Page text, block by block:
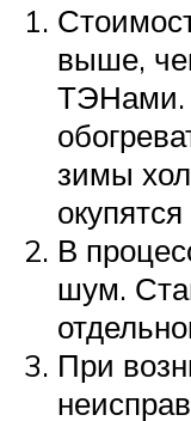
выше,
ТЭНами.
зимы
В
шум.
При